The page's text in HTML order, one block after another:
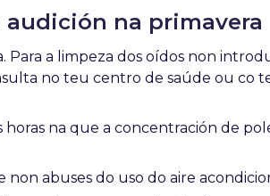
audición na primavera
a limpeza dos oídos non
no teu centro de saúde ou co
horas na que a concentración de
abuses do uso do aire